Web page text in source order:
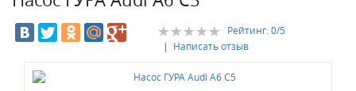
Рейтинг:0/5
| Написать отзыв